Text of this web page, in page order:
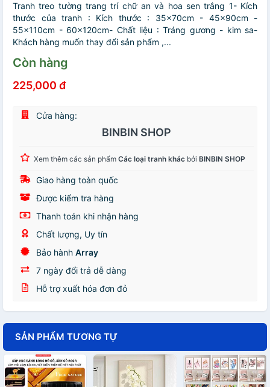
Tranh treo tường trang trí chữ an và hoa sen trắng 1- Kích
thước của tranh : Kích thước : 35x70cm - 45x90cm -
55x110cm - 60x120cm- Chất liệu : Tráng gương - kim sa-
Khách hàng muốn thay đổi sản phẩm ,...
Còn hàng
225,000 đ
Cửa hàng:
BINBIN SHOP
Xem thêm các sản phẩm Các loại tranh khác bởi BINBIN SHOP
Giao hàng toàn quốc
Được kiểm tra hàng
Thanh toán khi nhận hàng
Chất lượng, Uy tín
Bảo hành Array
7 ngày đổi trả dễ dàng
Hỗ trợ xuất hóa đơn đỏ
SẢN PHẨM TƯƠNG TỰ